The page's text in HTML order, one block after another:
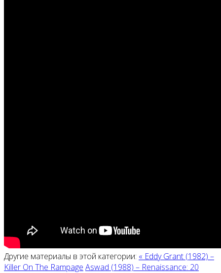
Другие материалы в этой категории: « Eddy Grant (1982) ‎–
Killer On The Rampage Aswad (1988) ‎– Renaissance: 20